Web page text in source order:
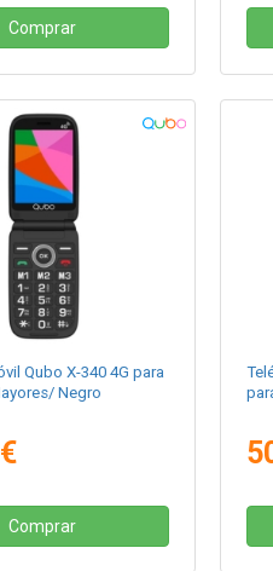
Comprar
Qubo X-340 4G para
Negro
Comprar